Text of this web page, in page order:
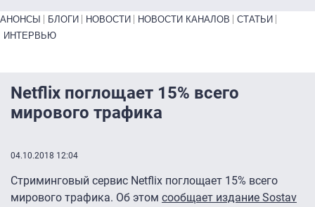
Primary links bottom
АНОНСЫ БЛОГИ НОВОСТИ НОВОСТИ КАНАЛОВ
СТАТЬИ
ИНТЕРВЬЮ
Netflix поглощает 15% всего
мирового трафика
04.10.2018 12:04
Стриминговый сервис Netflix поглощает 15% всего
мирового трафика. Об этом сообщает издание Sostav